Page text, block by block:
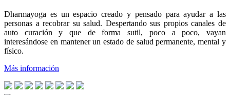
Dharmayoga es un espacio creado y pensado para ayudar a las
personas a recobrar su salud. Despertando sus propios canales de
auto curación y que de forma sutil, poco a poco, vayan
interesándose en mantener un estado de salud permanente, mental y
físico.
Más información